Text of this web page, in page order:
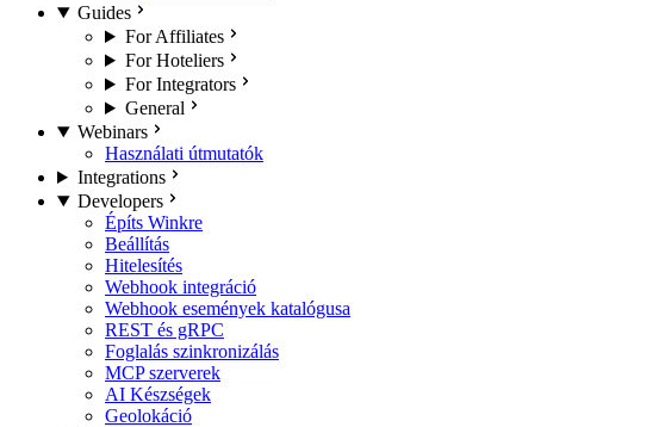
Guides
For Affiliates
For Hoteliers
For Integrators
General
Webinars
Használati útmutatók
Integrations
Developers
Építs Winkre
Beállítás
Hitelesítés
Webhook integráció
Webhook események katalógusa
REST és gRPC
Foglalás szinkronizálás
MCP szerverek
AI Készségek
Geolokáció